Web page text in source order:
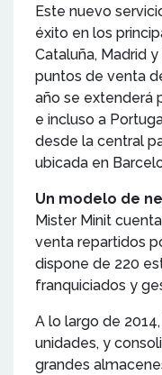
Este nuevo
éxito en los
Cataluña, Madrid
puntos de venta
año se extenderá
e incluso a
desde la central
ubicada en
Un modelo de
Mister Minit
venta repartidos
dispone de 220
franquiciados y
A lo largo de
unidades, y
grandes